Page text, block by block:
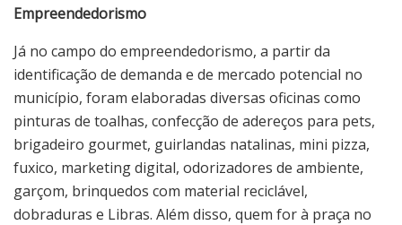
Empreendedorismo
Já no campo do empreendedorismo, a partir da
identificação de demanda e de mercado potencial no
município, foram elaboradas diversas oficinas como
pinturas de toalhas, confecção de adereços para pets,
brigadeiro gourmet, guirlandas natalinas, mini pizza,
fuxico, marketing digital, odorizadores de ambiente,
garçom, brinquedos com material reciclável,
dobraduras e Libras. Além disso, quem for à praça no